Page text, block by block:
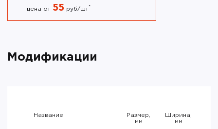
цена от 55 руб/шт*
Модификации
Название
Размер,
мм
Ширина,
мм